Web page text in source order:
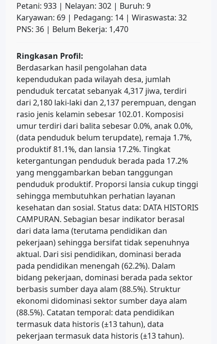
Petani: 933 | Nelayan: 302 | Buruh: 9
Karyawan: 69 | Pedagang: 14 | Wiraswasta: 32
PNS: 36 | Belum Bekerja: 1,470
Ringkasan Profil:
Berdasarkan hasil pengolahan data
kependudukan pada wilayah desa, jumlah
penduduk tercatat sebanyak 4,317 jiwa, terdiri
dari 2,180 laki-laki dan 2,137 perempuan, dengan
rasio jenis kelamin sebesar 102.01. Komposisi
umur terdiri dari balita sebesar 0.0%, anak 0.0%,
(data penduduk belum terupdate), remaja 1.7%,
produktif 81.1%, dan lansia 17.2%. Tingkat
ketergantungan penduduk berada pada 17.2%
yang menggambarkan beban tanggungan
penduduk produktif. Proporsi lansia cukup tinggi
sehingga membutuhkan perhatian layanan
kesehatan dan sosial. Status data: DATA HISTORIS
CAMPURAN. Sebagian besar indikator berasal
dari data lama (terutama pendidikan dan
pekerjaan) sehingga bersifat tidak sepenuhnya
aktual. Dari sisi pendidikan, dominasi berada
pada pendidikan menengah (62.2%). Dalam
bidang pekerjaan, dominasi berada pada sektor
berbasis sumber daya alam (88.5%). Struktur
ekonomi didominasi sektor sumber daya alam
(88.5%). Catatan temporal: data pendidikan
termasuk data historis (±13 tahun), data
pekerjaan termasuk data historis (±13 tahun).